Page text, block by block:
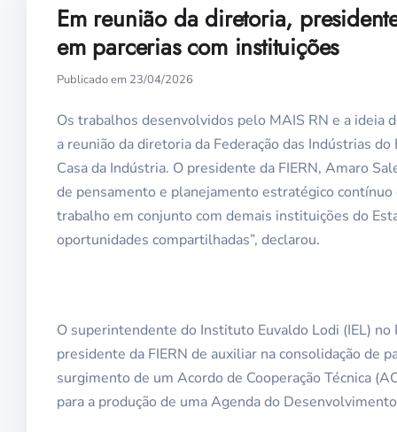
Em reunião da diretoria,
em parcerias com instituições
Publicado em 23/04/2026
Os trabalhos desenvolvidos pelo MAIS RN e a ideia
a reunião da diretoria da Federação das Indústrias
Casa da Indústria. O presidente da FIERN, Amaro
de pensamento e planejamento estratégico
trabalho em conjunto com demais instituições do
oportunidades compartilhadas”, declarou.
O superintendente do Instituto Euvaldo Lodi (IEL) no
presidente da FIERN de auxiliar na consolidação de
surgimento de um Acordo de Cooperação Técnica
para a produção de uma Agenda do